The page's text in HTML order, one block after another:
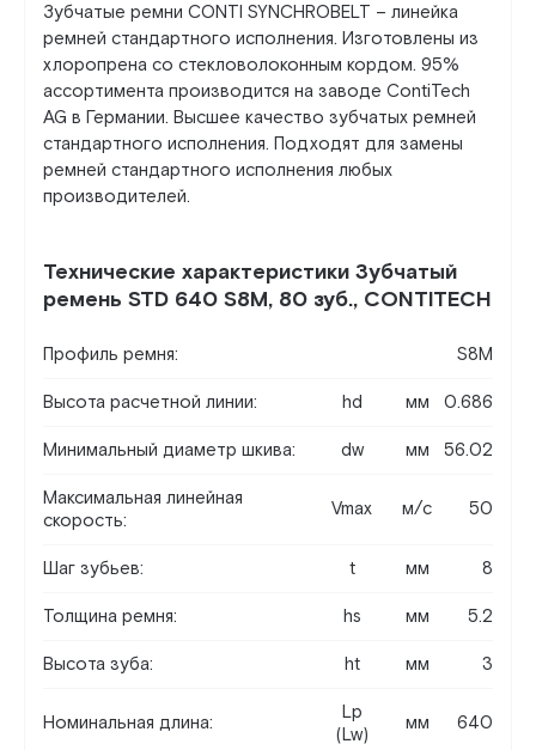
Зубчатые ремни CONTI SYNCHROBELT – линейка
ремней стандартного исполнения. Изготовлены из
хлоропрена со стекловолоконным кордом. 95%
ассортимента производится на заводе ContiTech
AG в Германии. Высшее качество зубчатых ремней
стандартного исполнения. Подходят для замены
ремней стандартного исполнения любых
производителей.
Технические характеристики Зубчатый
ремень STD 640 S8M, 80 зуб., CONTITECH
Профиль ремня: S8M
Высота расчетной линии: hd мм 0.686
Минимальный диаметр шкива: dw мм 56.02
Максимальная линейная
скорость:
Vmax м/c 50
Шаг зубьев: t мм 8
Толщина ремня: hs мм 5.2
Высота зуба: ht мм 3
Номинальная длина:
Lp
(Lw)
мм 640